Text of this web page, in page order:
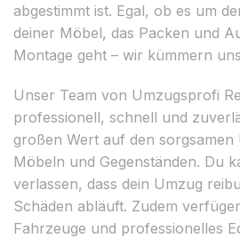
abgestimmt ist. Egal, ob es um
deiner Möbel, das Packen und
Montage geht – wir kümmern
Unser Team von Umzugsprofi
professionell, schnell und
großen Wert auf den sorgsamen
Möbeln und Gegenständen. Du
verlassen, dass dein Umzug
Schäden abläuft. Zudem
Fahrzeuge und professionelles